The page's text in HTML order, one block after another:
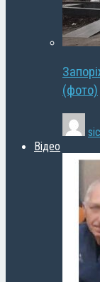
(фото)
Відео